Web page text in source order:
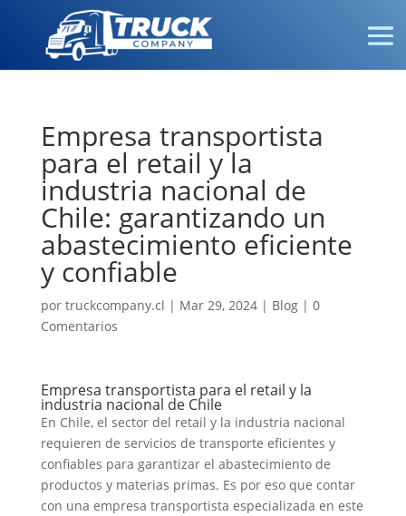
Empresa transportista
para el retail y la
industria nacional de
Chile: garantizando un
abastecimiento eficiente
y confiable
por truckcompany.cl | Mar 29, 2024| Blog| 0
Comentarios
Empresa transportista para el retail y la
industria nacional de Chile
En Chile, el sector del retail y la industria nacional
requieren de servicios de transporte eficientes y
confiables para garantizar el abastecimiento de
productos y materias primas. Es por eso que contar
con una empresa transportista especializada en este